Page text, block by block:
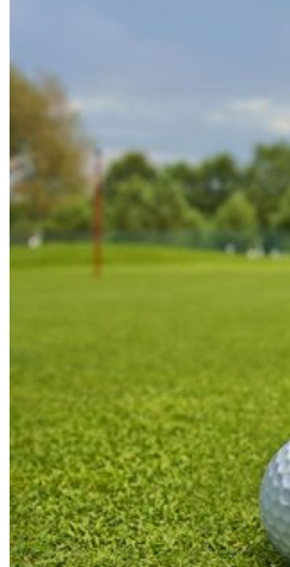
Restaurante
Eventos
Calendario de eventos
Noticias
Últimas noticias
Newsletters
RESERVA ONLINE
Reservar